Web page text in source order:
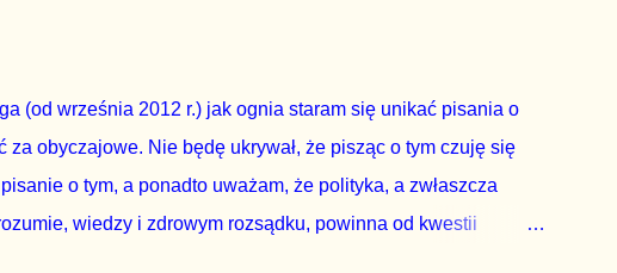
zgodnie z wolą Dudy, obowiązkiem każdego przyzwoitego
reguły demokraty jest takie referendum zbojkotować. W
(od września 2012 r.) jak ognia staram się unikać pisania o
za obyczajowe. Nie będę ukrywał, że pisząc o tym czuję się
o tym, a ponadto uważam, że polityka, a zwłaszcza
wiedzy i zdrowym rozsądku, powinna od kwestii